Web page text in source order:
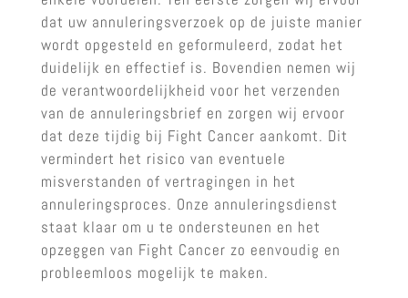
dat uw annuleringsverzoek op de juiste manier
wordt opgesteld en geformuleerd, zodat het
duidelijk en effectief is. Bovendien nemen wij
de verantwoordelijkheid voor het verzenden
van de annuleringsbrief en zorgen wij ervoor
dat deze tijdig bij Fight Cancer aankomt. Dit
vermindert het risico van eventuele
misverstanden of vertragingen in het
annuleringsproces. Onze annuleringsdienst
staat klaar om u te ondersteunen en het
opzeggen van Fight Cancer zo eenvoudig en
probleemloos mogelijk te maken.